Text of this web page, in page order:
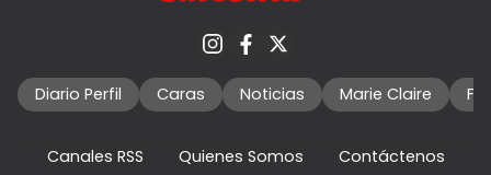
Diario Perfil Caras Noticias Marie Claire
Canales RSS Quienes Somos Contáctenos